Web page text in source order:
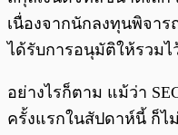
เนื่องจากนักลงทุนพิจา
ได้รับการอนุมัติให้รวม
อย่างไรก็ตาม แม้ว่า
ครั้งแรกในสัปดาห์นี้ ก็ไ